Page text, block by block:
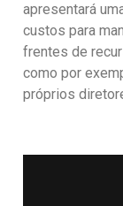
apresentará
custos para
frentes de
como por
próprios